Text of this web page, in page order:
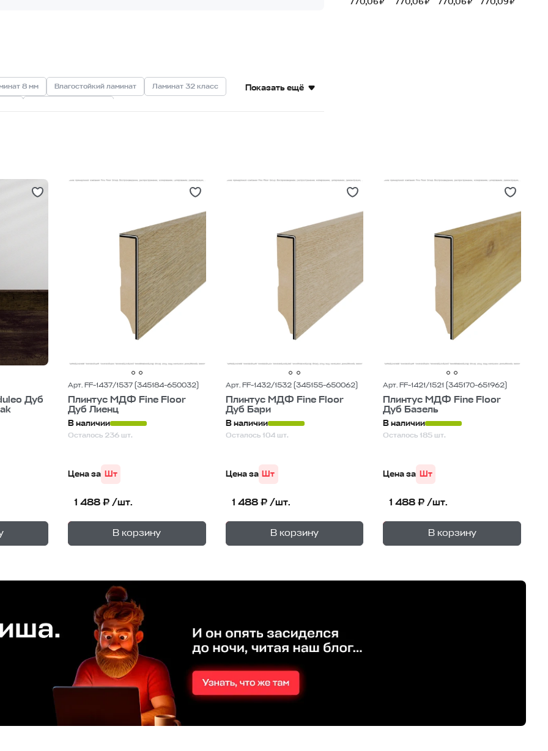
8 мм Влагостойкий ламинат
Ламинат 32 класс
Ламинат для комнаты
Ламинат для кухни
Показать ещё
Дуб
Арт. FF-1437/1537 (345184-650032)
Плинтус МДФ Fine Floor
Дуб Лиенц
В наличии
Осталось 236 шт.
Цена за Шт
1 488 ₽ /шт.
В корзину
В корзине —
Арт. FF-1432/1532 (345155-650062)
Плинтус МДФ Fine Floor
Дуб Бари
В наличии
Осталось 104 шт.
Цена за Шт
1 488 ₽ /шт.
В корзину
В корзине —
Арт. FF-1421/1521 (345170-651962)
Плинтус МДФ Fine Floor
Дуб Базель
В наличии
Осталось 185 шт.
Цена за Шт
1 488 ₽ /шт.
В корзину
В корзине —